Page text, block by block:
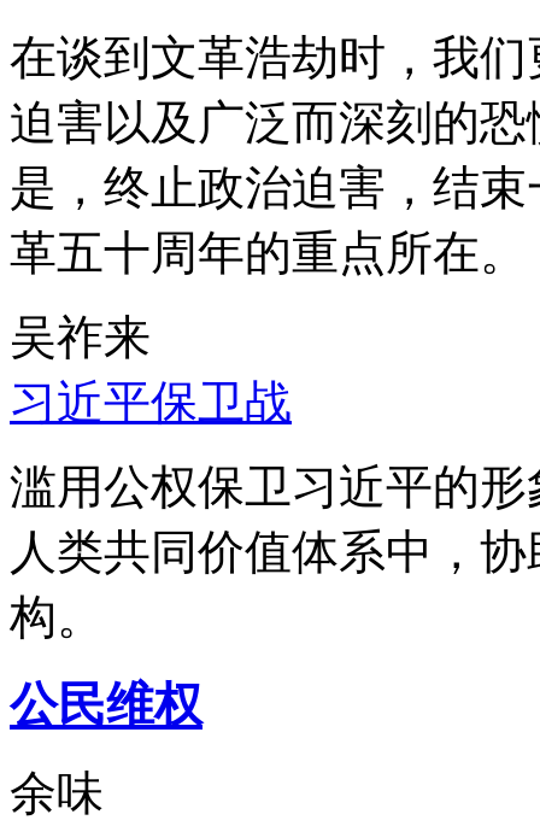
在谈到文革浩劫时，我
迫害以及广泛而深刻的
是，终止政治迫害，结
革五十周年的重点所在。
吴祚来
习近平保卫战
滥用公权保卫习近平的
人类共同价值体系中，
构。
公民维权
余味